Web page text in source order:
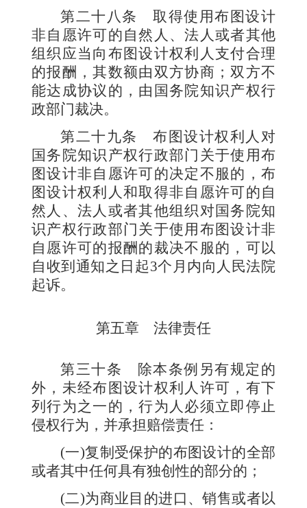
第二十八条取得使用布图设计
非自愿许可的自然人、法人或者其他
组织应当向布图设计权利人支付合理
的报酬，其数额由双方协商；双方不
能达成协议的，由国务院知识产权行
政部门裁决。
第二十九条布图设计权利人对
国务院知识产权行政部门关于使用布
图设计非自愿许可的决定不服的，布
图设计权利人和取得非自愿许可的自
然人、法人或者其他组织对国务院知
识产权行政部门关于使用布图设计非
自愿许可的报酬的裁决不服的，可以
自收到通知之日起3个月内向人民法院
起诉。
第五章 法律责任
第三十条 除本条例另有规定的
外，未经布图设计权利人许可，有下
列行为之一的，行为人必须立即停止
侵权行为，并承担赔偿责任：
(一)复制受保护的布图设计的全部
或者其中任何具有独创性的部分的；
(二)为商业目的进口、销售或者以